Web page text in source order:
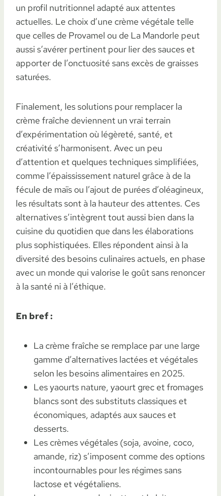
un profil nutritionnel adapté aux attentes
actuelles. Le choix d’une crème végétale telle
que celles de Provamel ou de La Mandorle peut
aussi s’avérer pertinent pour lier des sauces et
apporter de l’onctuosité sans excès de graisses
saturées.
Finalement, les solutions pour remplacer la
crème fraîche deviennent un vrai terrain
d’expérimentation où légèreté, santé, et
créativité s’harmonisent. Avec un peu
d’attention et quelques techniques simplifiées,
comme l’épaississement naturel grâce à de la
fécule de maïs ou l’ajout de purées d’oléagineux,
les résultats sont à la hauteur des attentes. Ces
alternatives s’intègrent tout aussi bien dans la
cuisine du quotidien que dans les élaborations
plus sophistiquées. Elles répondent ainsi à la
diversité des besoins culinaires actuels, en phase
avec un monde qui valorise le goût sans renoncer
à la santé ni à l’éthique.
En bref :
La crème fraîche se remplace par une large
gamme d’alternatives lactées et végétales
selon les besoins alimentaires en 2025.
Les yaourts nature, yaourt grec et fromages
blancs sont des substituts classiques et
économiques, adaptés aux sauces et
desserts.
Les crèmes végétales (soja, avoine, coco,
amande, riz) s’imposent comme des options
incontournables pour les régimes sans
lactose et végétaliens.